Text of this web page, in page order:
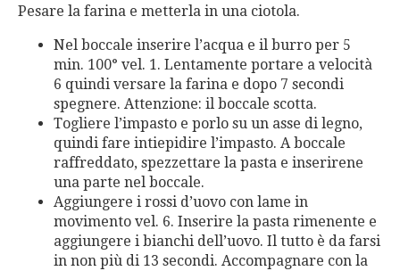
Pesare la farina e metterla in una ciotola.
Nel boccale inserire l’acqua e il burro per 5
min. 100° vel. 1. Lentamente portare a velocità
6 quindi versare la farina e dopo 7 secondi
spegnere. Attenzione: il boccale scotta.
Togliere l’impasto e porlo su un asse di legno,
quindi fare intiepidire l’impasto. A boccale
raffreddato, spezzettare la pasta e inserirene
una parte nel boccale.
Aggiungere i rossi d’uovo con lame in
movimento vel. 6. Inserire la pasta rimenente e
aggiungere i bianchi dell’uovo. Il tutto è da farsi
in non più di 13 secondi. Accompagnare con la